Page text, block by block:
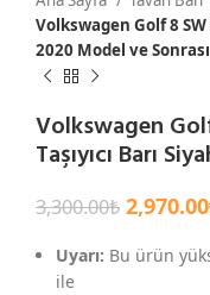
Volkswagen Golf 8 SW
2020 Model ve Sonrası
Volkswagen
Taşıyıcı Barı
3,300.00₺ 2,970.00
Uyarı: Bu ürün
ile